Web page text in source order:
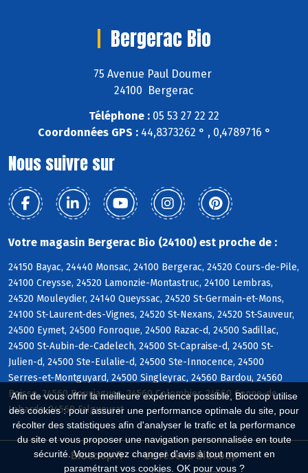
Afin de vous offrir la meilleure expérience possible, Biocoop utilise
des cookies : pour assurer une performance optimale du site, pour
récolter des statistiques afin d'analyser le trafic et la performance
du site et vous proposer une navigation personnalisée en toute
sécurité. Vous pouvez changer d'avis à tout moment en
paramétrant vos cookies. OK pour vous ?
Bergerac Bio
75 Avenue Paul Doumer
24100 Bergerac
Téléphone : 05 53 27 22 22
Coordonnées GPS :44,8373262 ° , 0,4789716 °
Nous suivre sur
Votre magasin Bergerac Bio (24100) est proche de :
24150 Bayac, 24440 Monsac, 24100 Bergerac, 24520 Cours-de-Pile,
24100 Creysse, 24520 Lamonzie-Montastruc, 24100 Lembras,
24520 Mouleydier, 24140 Queyssac, 24520 St-Germain-et-Mons,
24100 St-Laurent-des-Vignes, 24520 St-Nexans, 24520 St-Sauveur,
24500 Eymet, 24500 Fonroque, 24500 Razac-d, 24500 Sadillac,
24500 St-Aubin-de-Cadelech, 24500 St-Capraise-d, 24500 St-
Julien-d, 24500 Ste-Eulalie-d, 24500 Ste-Innocence, 24500
Serres-et-Montguyard, 24500 Singleyrac, 24560 Bardou, 24560
Boisse, 24560 Bouniagues, 24560 Colombier, 24560 Conne-de-
Labarde, 24560 Falgueyrat
Biocoop.fr
Le réseau Biocoop